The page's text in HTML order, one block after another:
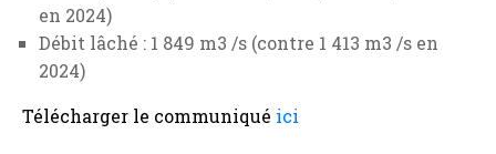
en 2024)
Débit lâché : 1 849 m3 /s (contre 1 413 m3 /s en
2024)
Télécharger le communiqué ici